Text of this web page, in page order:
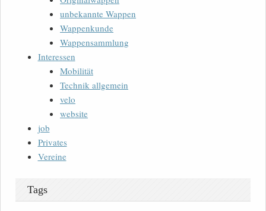
unbekannte Wappen
Wappenkunde
Wappensammlung
Interessen
Mobilität
Technik allgemein
velo
website
job
Privates
Vereine
Tags